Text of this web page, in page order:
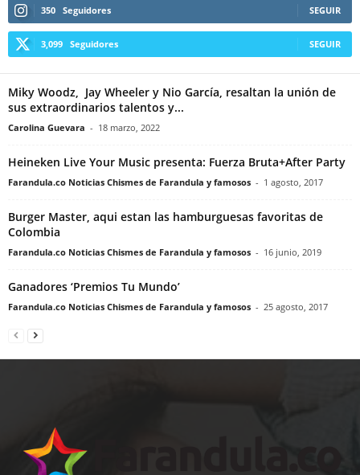
350 Seguidores SEGUIR
3,099 Seguidores SEGUIR
Miky Woodz, Jay Wheeler y Nio García, resaltan la unión de
sus extraordinarios talentos y...
Carolina Guevara - 18 marzo, 2022
Heineken Live Your Music presenta: Fuerza Bruta+After Party
Farandula.co Noticias Chismes de Farandula y famosos - 1 agosto, 2017
Burger Master, aqui estan las hamburguesas favoritas de
Colombia
Farandula.co Noticias Chismes de Farandula y famosos - 16 junio, 2019
Ganadores ‘Premios Tu Mundo’
Farandula.co Noticias Chismes de Farandula y famosos - 25 agosto, 2017